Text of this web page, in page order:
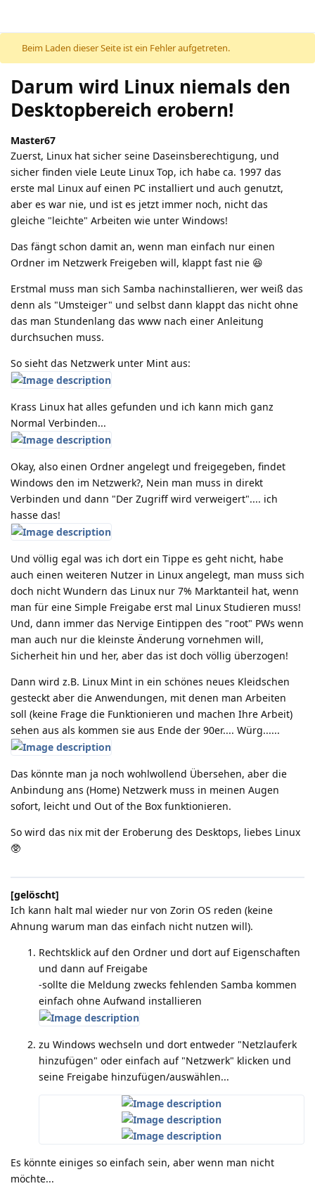
Beim Laden dieser Seite ist ein Fehler aufgetreten.
Darum wird Linux niemals den
Desktopbereich erobern!
Master67
Zuerst, Linux hat sicher seine Daseinsberechtigung, und
sicher finden viele Leute Linux Top, ich habe ca. 1997 das
erste mal Linux auf einen PC installiert und auch genutzt,
aber es war nie, und ist es jetzt immer noch, nicht das
gleiche "leichte" Arbeiten wie unter Windows!
Das fängt schon damit an, wenn man einfach nur einen
Ordner im Netzwerk Freigeben will, klappt fast nie 😆
Erstmal muss man sich Samba nachinstallieren, wer weiß das
denn als "Umsteiger" und selbst dann klappt das nicht ohne
das man Stundenlang das www nach einer Anleitung
durchsuchen muss.
So sieht das Netzwerk unter Mint aus:
Krass Linux hat alles gefunden und ich kann mich ganz
Normal Verbinden...
Okay, also einen Ordner angelegt und freigegeben, findet
Windows den im Netzwerk?, Nein man muss in direkt
Verbinden und dann "Der Zugriff wird verweigert".... ich
hasse das!
Und völlig egal was ich dort ein Tippe es geht nicht, habe
auch einen weiteren Nutzer in Linux angelegt, man muss sich
doch nicht Wundern das Linux nur 7% Marktanteil hat, wenn
man für eine Simple Freigabe erst mal Linux Studieren muss!
Und, dann immer das Nervige Eintippen des "root" PWs wenn
man auch nur die kleinste Änderung vornehmen will,
Sicherheit hin und her, aber das ist doch völlig überzogen!
Dann wird z.B. Linux Mint in ein schönes neues Kleidschen
gesteckt aber die Anwendungen, mit denen man Arbeiten
soll (keine Frage die Funktionieren und machen Ihre Arbeit)
sehen aus als kommen sie aus Ende der 90er.... Würg......
Das könnte man ja noch wohlwollend Übersehen, aber die
Anbindung ans (Home) Netzwerk muss in meinen Augen
sofort, leicht und Out of the Box funktionieren.
So wird das nix mit der Eroberung des Desktops, liebes Linux
🥸
[gelöscht]
Ich kann halt mal wieder nur von Zorin OS reden (keine
Ahnung warum man das einfach nicht nutzen will).
Rechtsklick auf den Ordner und dort auf Eigenschaften
und dann auf Freigabe
-sollte die Meldung zwecks fehlenden Samba kommen
einfach ohne Aufwand installieren
zu Windows wechseln und dort entweder "Netzlauferk
hinzufügen" oder einfach auf "Netzwerk" klicken und
seine Freigabe hinzufügen/auswählen...
Es könnte einiges so einfach sein, aber wenn man nicht
möchte...